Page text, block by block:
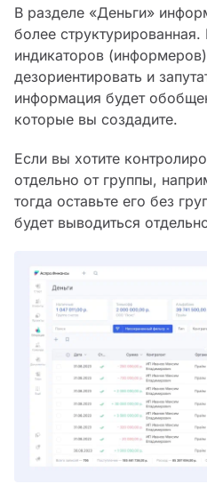
В разделе «Деньги»
более
индикаторов
дезориентировать и
информация будет
которые вы создадите.
Если вы хотите
отдельно от группы,
тогда оставьте его без
будет выводиться